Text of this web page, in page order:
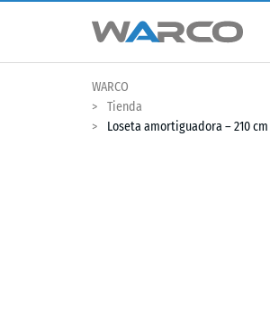
WARCO
Tienda
Loseta amortiguadora – 210 cm